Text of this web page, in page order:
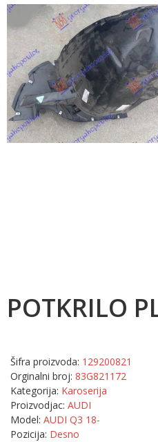
POTKRILO
Šifra proizvoda: 129200821
Orginalni broj: 83G821172
Kategorija: Karoserija
Proizvodjac: AUDI
Model: AUDI Q3 18-
Pozicija: Desno